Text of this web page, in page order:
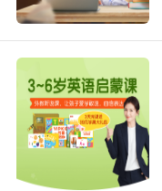
物。家长无需担
是最好的鼓励。
互动等资源，让孩
此阶段需要开始
触冗长文章。可以
这类读物图文并
共读时，家长可
释，重在保持阅